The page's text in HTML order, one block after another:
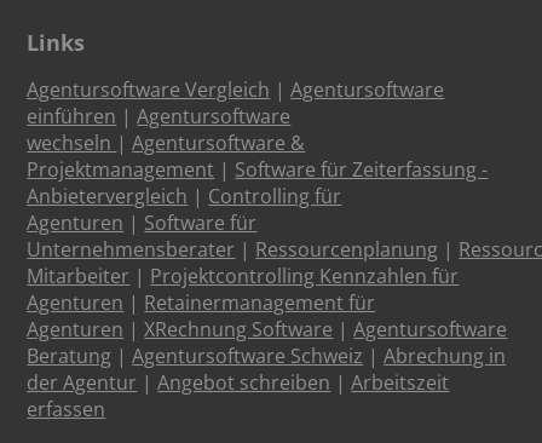
Links
Agentursoftware Vergleich |Agentursoftware
einführen |Agentursoftware
wechseln |Agentursoftware &
Projektmanagement | Software für Zeiterfassung -
Anbietervergleich | Controlling für
Agenturen | Software für
Unternehmensberater | Ressourcenplanung |
Mitarbeiter | Projektcontrolling Kennzahlen für
Agenturen | Retainermanagement für
Agenturen |XRechnung Software |Agentursoftware
Beratung |Agentursoftware Schweiz |Abrechung in
der Agentur |Angebot schreiben |Arbeitszeit
erfassen